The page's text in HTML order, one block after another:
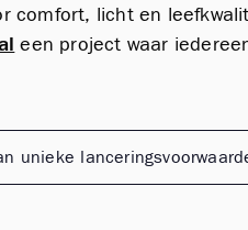
licht en
een project waar
unieke